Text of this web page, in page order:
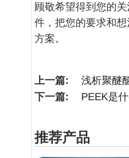
顾敬希望得到您的
件，把您的要求和
方案。
上一篇: 浅析聚醚
下一篇: PEEK是
推荐产品